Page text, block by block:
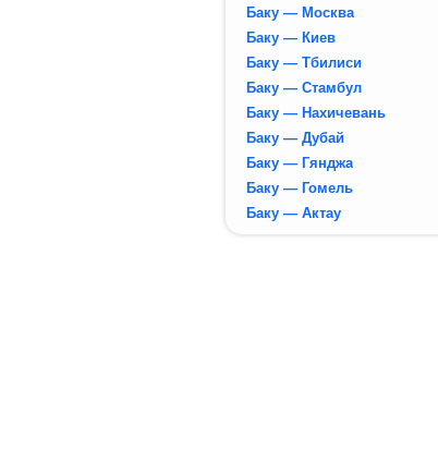
Баку — Москва
Баку — Киев
Баку — Тбилиси
Баку — Стамбул
Баку — Нахичевань
Баку — Дубай
Баку — Гянджа
Баку — Гомель
Баку — Актау